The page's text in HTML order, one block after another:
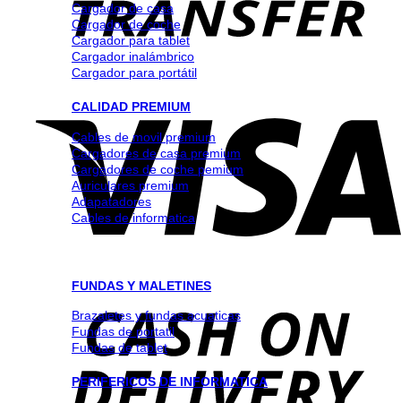
Cargador de casa
Cargador de coche
Cargador para tablet
Cargador inalámbrico
Cargador para portátil
CALIDAD PREMIUM
Cables de movil premium
Cargadores de casa premium
Cargadores de coche pemium
Auriculares premium
Adapatadores
Cables de informatica
FUNDAS Y MALETINES
Brazaletes y fundas acuaticas
Fundas de portatil
Fundas de tablet
PERIFERICOS DE INFORMATICA